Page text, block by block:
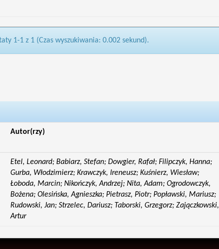
1-1 z 1 (Czas wyszukiwania: 0.002 sekund).
Autor(rzy)
Etel, Leonard; Babiarz, Stefan; Dowgier, Rafał; Filipczyk, Hanna;
Gurba, Włodzimierz; Krawczyk, Ireneusz; Kuśnierz, Wiesław;
Łoboda, Marcin; Nikończyk, Andrzej; Nita, Adam; Ogrodowczyk,
Bożena; Olesińska, Agnieszka; Pietrasz, Piotr; Popławski, Mariusz;
Rudowski, Jan; Strzelec, Dariusz; Taborski, Grzegorz; Zajączkowski,
Artur